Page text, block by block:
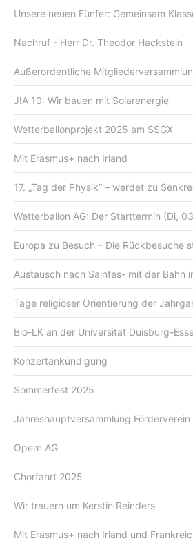
Unsere neuen Fünfer: Gemeinsam
Nachruf - Herr Dr. Theodor Hackstein
Außerordentliche
JIA 10: Wir bauen mit Solarenergie
Wetterballonprojekt 2025 am SSGX
Mit Erasmus+ nach Irland
17. „Tag der Physik“ – werdet zu
Wetterballon AG: Der Starttermin (Di,
Europa zu Besuch – Die Rückbesuche
Austausch nach Saintes- mit der Bahn
Tage religiöser Orientierung der
Bio-LK an der Universität Duisburg-
Konzertankündigung
Sommerfest 2025
Jahreshauptversammlung Förderverein
Opern AG
Chorfahrt 2025
Wir trauern um Kerstin Reinders
Mit Erasmus+ nach Irland und